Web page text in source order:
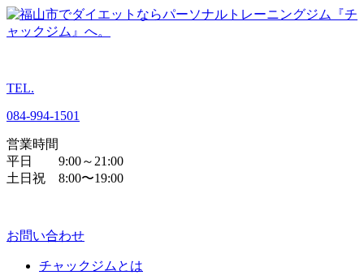
TEL.
084-994-1501
営業時間
平日 9:00～21:00
土日祝 8:00〜19:00
お問い合わせ
チャックジムとは